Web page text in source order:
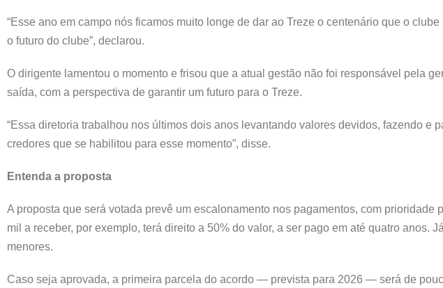
“Esse ano em campo nós ficamos muito longe de dar ao Treze o centenário que o
o futuro do clube”, declarou.
O dirigente lamentou o momento e frisou que a atual gestão não foi responsável pela
saída, com a perspectiva de garantir um futuro para o Treze.
“Essa diretoria trabalhou nos últimos dois anos levantando valores devidos, fazendo
credores que se habilitou para esse momento”, disse.
Entenda a proposta
A proposta que será votada prevê um escalonamento nos pagamentos, com
mil a receber, por exemplo, terá direito a 50% do valor, a ser pago em até quatro anos.
menores.
Caso seja aprovada, a primeira parcela do acordo — prevista para 2026 — será de